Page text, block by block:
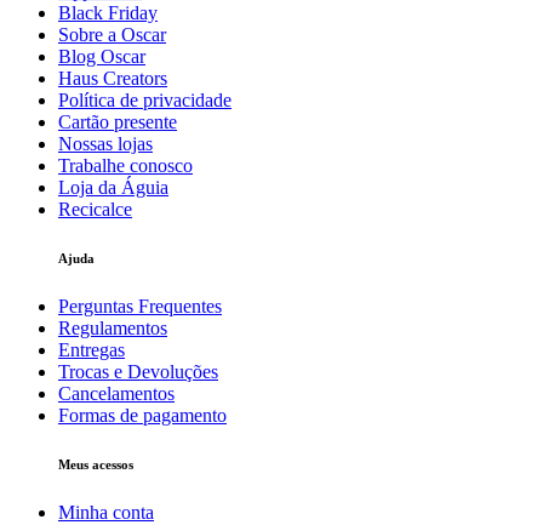
Black Friday
Sobre a Oscar
Blog Oscar
Haus Creators
Política de privacidade
Cartão presente
Nossas lojas
Trabalhe conosco
Loja da Águia
Recicalce
Ajuda
Perguntas Frequentes
Regulamentos
Entregas
Trocas e Devoluções
Cancelamentos
Formas de pagamento
Meus acessos
Minha conta